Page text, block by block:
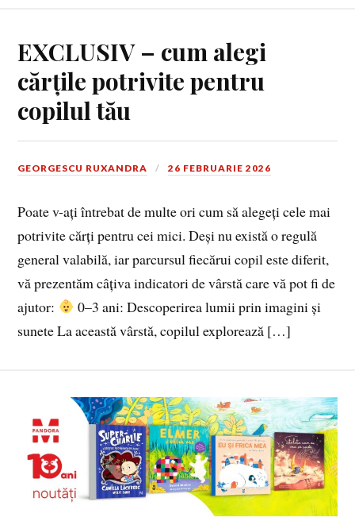
EXCLUSIV – cum alegi
cărțile potrivite pentru
copilul tău
GEORGESCU RUXANDRA 26 FEBRUARIE 2026
Poate v-ați întrebat de multe ori cum să alegeți cele mai
potrivite cărți pentru cei mici. Deși nu există o regulă
general valabilă, iar parcursul fiecărui copil este diferit,
vă prezentăm câțiva indicatori de vârstă care vă pot fi de
ajutor:
0–3 ani: Descoperirea lumii prin imagini și
sunete La această vârstă, copilul explorează […]